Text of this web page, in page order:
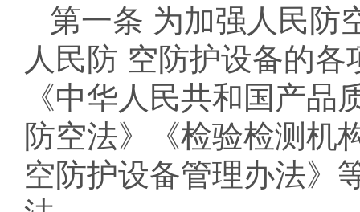
第一条 为加强人民防
人民防 空防护设备的
《中华人民共和国产
防空法》《检验检测机
空防护设备管理办法》